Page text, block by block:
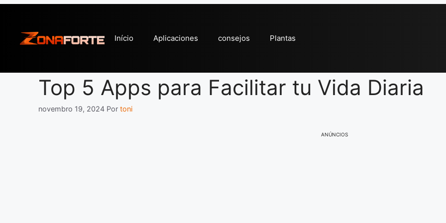
conteúdo
Início Aplicaciones consejos Plantas
Top 5 Apps para Facilitar tu Vida Diaria
novembro 19, 2024 Por toni
ANÚNCIOS